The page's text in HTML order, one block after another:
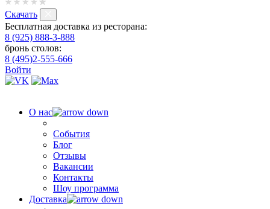
Скачать
Бесплатная доставка из ресторана:
8 (925) 888-3-888
бронь столов:
8 (495)2-555-666
Войти
О нас
События
Блог
Отзывы
Вакансии
Контакты
Шоу программа
Доставка